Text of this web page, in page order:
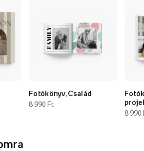
Fotókönyv, Család
8 990 Ft
8 990